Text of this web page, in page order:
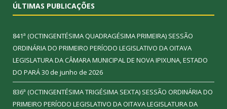
ÚLTIMAS PUBLICAÇÕES
841ª (OCTINGENTÉSIMA QUADRAGÉSIMA PRIMEIRA) SESSÃO
ORDINÁRIA DO PRIMEIRO PERÍODO LEGISLATIVO DA OITAVA
LEGISLATURA DA CÂMARA MUNICIPAL DE NOVA IPIXUNA, ESTADO
DO PARÁ30 de junho de 2026
836ª (OCTINGENTÉSIMA TRIGÉSIMA SEXTA) SESSÃO ORDINÁRIA DO
PRIMEIRO PERÍODO LEGISLATIVO DA OITAVA LEGISLATURA DA